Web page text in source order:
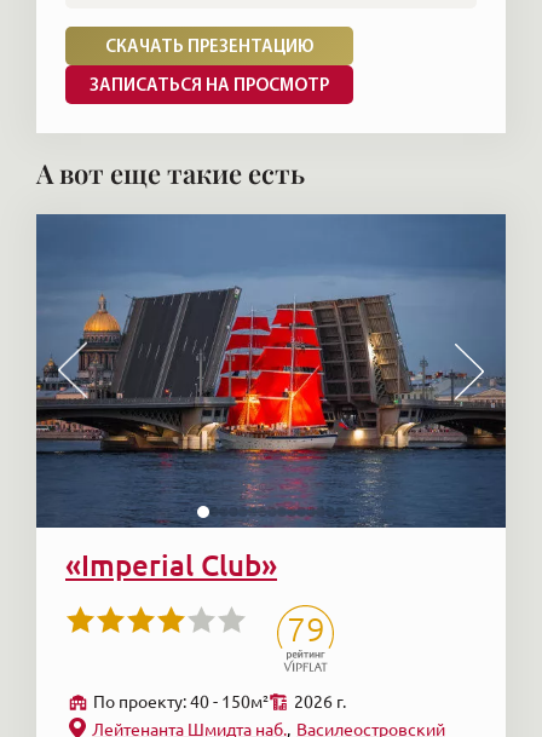
СКАЧАТЬ ПРЕЗЕНТАЦИЮ
ЗАПИСАТЬСЯ НА ПРОСМОТР
А вот еще такие есть
«Imperial Club»
79
По проекту: 40 - 150м² 2026 г.
Лейтенанта Шмидта наб. Василеостровский